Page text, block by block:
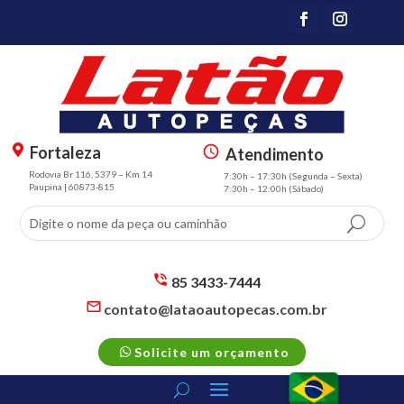
m
ar
Fortaleza
Rodovia Br 116, 5379 – Km 14
Paupina | 60873-815
t
3
sc
e
ul
e
ic
o
n
Atendimento
7:30h – 17:30h (Segunda – Sexta)
7:30h – 12:00h (Sábado)
m
p
h
o
85 3433-7444
m
t2
m
contato@lataoautopecas.com.br
Solicite um orçamento